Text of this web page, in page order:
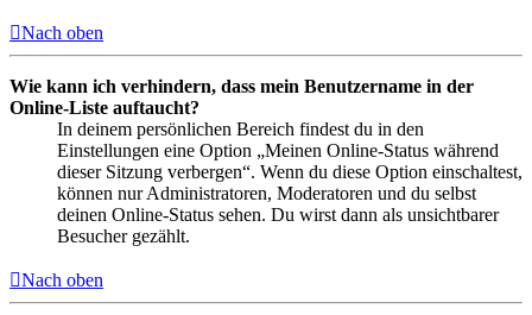
Nach oben
Wie kann ich verhindern, dass mein Benutzername in der
Online-Liste auftaucht?
In deinem persönlichen Bereich findest du in den
Einstellungen eine Option „Meinen Online-Status während
dieser Sitzung verbergen“. Wenn du diese Option einschaltest,
können nur Administratoren, Moderatoren und du selbst
deinen Online-Status sehen. Du wirst dann als unsichtbarer
Besucher gezählt.
Nach oben